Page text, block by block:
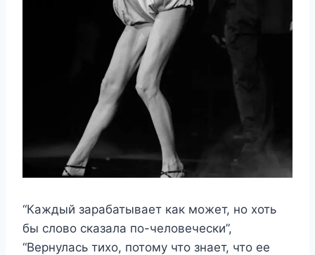
“Каждый зарабатывает как может, но хоть
бы слово сказала по-человечески”,
“Вернулась тихо, потому что знает, что ее